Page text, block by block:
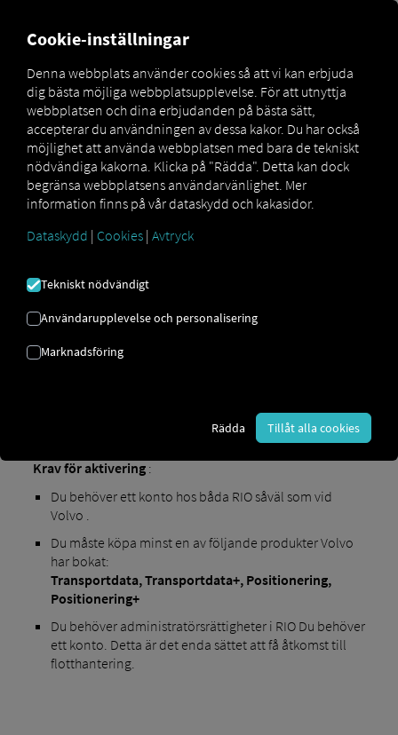
Marketplace Connectors Volvo Connect How to
VOLVO
ONBOARDING
Steg-för-steg-instruktioner för att
utrusta dina fordon med RIO att
ansluta.
Krav för aktivering:
Du behöver ett konto hos båda RIO såväl som vid
Volvo .
Du måste köpa minst en av följande produkter Volvo
har bokat:
Transportdata,Transportdata+, Positionering,
Positionering+
Du behöver administratörsrättigheter i RIO Du behöver
ett konto. Detta är det enda sättet att få åtkomst till
flotthantering.
Cookie-inställningar
Denna webbplats använder cookies så att vi kan erbjuda
dig bästa möjliga webbplatsupplevelse. För att utnyttja
webbplatsen och dina erbjudanden på bästa sätt,
accepterar du användningen av dessa kakor. Du har också
möjlighet att använda webbplatsen med bara de tekniskt
nödvändiga kakorna. Klicka på "Rädda". Detta kan dock
begränsa webbplatsens användarvänlighet. Mer
information finns på vår dataskydd och kakasidor.
Dataskydd | Cookies | Avtryck
Tekniskt nödvändigt
Användarupplevelse och personalisering
Marknadsföring
Rädda Tillåt alla cookies